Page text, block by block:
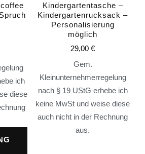
ich
diese
Kindergartentasche –
Kindergartenrucksack –
Personalisierung
möglich
29,00€
Gem.
Kleinunternehmerregelung
nach § 19 UStG erhebe ich
keine MwSt und weise diese
auch nicht in der Rechnung
aus.